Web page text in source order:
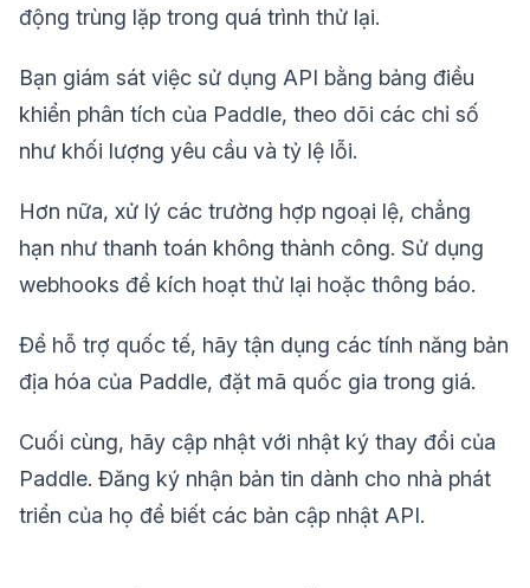
động trùng lặp trong quá trình thử lại.
Bạn giám sát việc sử dụng API bằng bảng điều
khiển phân tích của Paddle, theo dõi các chỉ số
như khối lượng yêu cầu và tỷ lệ lỗi.
Hơn nữa, xử lý các trường hợp ngoại lệ, chẳng
hạn như thanh toán không thành công. Sử dụng
webhooks để kích hoạt thử lại hoặc thông báo.
Để hỗ trợ quốc tế, hãy tận dụng các tính năng bản
địa hóa của Paddle, đặt mã quốc gia trong giá.
Cuối cùng, hãy cập nhật với nhật ký thay đổi của
Paddle. Đăng ký nhận bản tin dành cho nhà phát
triển của họ để biết các bản cập nhật API.